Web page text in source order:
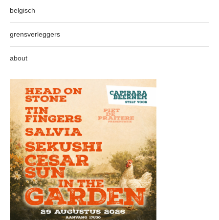
belgisch
grensverleggers
about